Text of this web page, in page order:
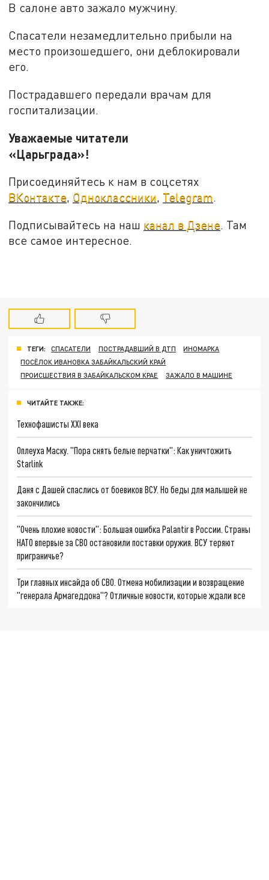
В салоне авто зажало мужчину.
Спасатели незамедлительно прибыли на
место произошедшего, они деблокировали
его.
Пострадавшего передали врачам для
госпитализации.
Уважаемые читатели
«Царьграда»!
Присоединяйтесь к нам в соцсетях
ВКонтакте, Одноклассники, Telegram.
Подписывайтесь на наш канал в Дзене. Там
все самое интересное.
ТЕГИ: СПАСАТЕЛИ ПОСТРАДАВШИЙ В ДТП
ИНОМАРКА
ПОСЁЛОК ИВАНОВКА ЗАБАЙКАЛЬСКИЙ КРАЙ
ПРОИСШЕСТВИЯ В ЗАБАЙКАЛЬСКОМ КРАЕ
ЗАЖАЛО В МАШИНЕ
ЧИТАЙТЕ ТАКЖЕ:
Технофашисты XXI века
Оплеуха Маску. "Пора снять белые перчатки": Как уничтожить
Starlink
Даня с Дашей спаслись от боевиков ВСУ. Но беды для малышей не
закончились
"Очень плохие новости": Большая ошибка Palantir в России. Страны
НАТО впервые за СВО остановили поставки оружия. ВСУ теряют
приграничье?
Три главных инсайда об СВО. Отмена мобилизации и возвращение
"генерала Армагеддона"? Отличные новости, которые ждали все